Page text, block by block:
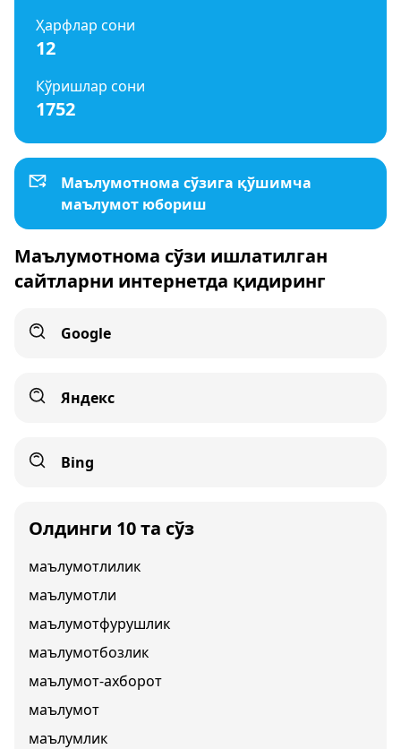
Ҳарфлар сони
12
Кўришлар сони
1752
Маълумотнома сўзига қўшимча
маълумот юбориш
Маълумотнома сўзи ишлатилган
сайтларни интернетда қидиринг
Google
Яндекс
Bing
Олдинги 10 та сўз
маълумотлилик
маълумотли
маълумотфурушлик
маълумотбозлик
маълумот-ахборот
маълумот
маълумлик